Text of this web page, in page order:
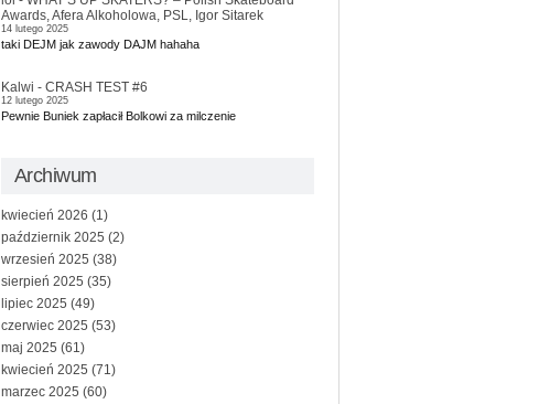
Awards, Afera Alkoholowa, PSL, Igor Sitarek
14 lutego 2025
taki DEJM jak zawody DAJM hahaha
Kalwi - CRASH TEST #6
12 lutego 2025
Pewnie Buniek zapłacił Bolkowi za milczenie
Archiwum
kwiecień 2026 (1)
październik 2025 (2)
wrzesień 2025 (38)
sierpień 2025 (35)
lipiec 2025 (49)
czerwiec 2025 (53)
maj 2025 (61)
kwiecień 2025 (71)
marzec 2025 (60)